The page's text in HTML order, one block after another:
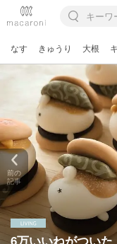
なす きゅうり 大根
前の
記事